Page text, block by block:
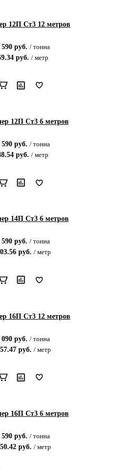
12П Ст3 12 метров
590руб. / тонна
руб. / метр
12П Ст3 6 метров
590руб. / тонна
руб. / метр
14П Ст3 6 метров
590руб. / тонна
руб. / метр
16П Ст3 12 метров
090руб. / тонна
руб. / метр
16П Ст3 6 метров
590руб. / тонна
руб. / метр